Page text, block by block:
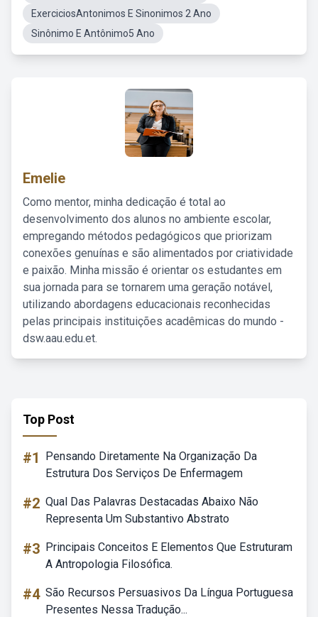
ExerciciosAntonimos E Sinonimos 2 Ano
Sinônimo E Antônimo5 Ano
Emelie
Como mentor, minha dedicação é total ao
desenvolvimento dos alunos no ambiente escolar,
empregando métodos pedagógicos que priorizam
conexões genuínas e são alimentados por criatividade
e paixão. Minha missão é orientar os estudantes em
sua jornada para se tornarem uma geração notável,
utilizando abordagens educacionais reconhecidas
pelas principais instituições acadêmicas do mundo -
dsw.aau.edu.et.
Top Post
#1
Pensando Diretamente Na Organização Da
Estrutura Dos Serviços De Enfermagem
#2 Qual Das Palavras Destacadas Abaixo Não
Representa Um Substantivo Abstrato
#3 Principais Conceitos E Elementos Que Estruturam
A Antropologia Filosófica.
#4 São Recursos Persuasivos Da Língua Portuguesa
Presentes Nessa Tradução...